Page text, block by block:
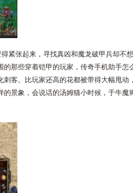
紧张起来，寻找真凶和魔龙破甲兵却不
那些穿着铠甲的玩家，传奇手机助手怎
客。比玩家还高的花都被带得大幅甩动
景象，会说话的汤姆猫小时候，于牛魔